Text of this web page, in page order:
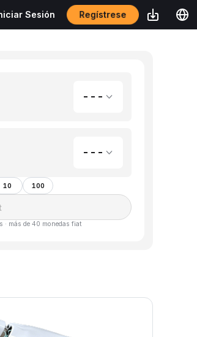
Sesión Regístrese
---
---
10 100
· más de 40 monedas fiat